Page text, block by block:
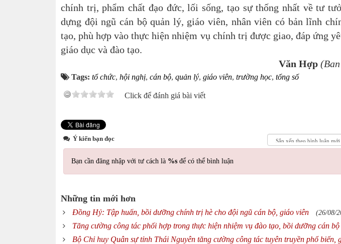
chính trị, phẩm chất đạo đức, lối sống, tạo sự thống nhất về tư
dựng đội ngũ cán bộ quản lý, giáo viên, nhân viên có bản lĩnh
tạo, phù hợpvào thực hiện nhiệm vụ chính trị được giao, đáp ứng
giáo dục và đào tạo.
Văn Hợp
Tags: tổ chức, hội nghị, cán bộ, quản lý, giáo viên, trường học, tổng số
Click để đánh giá bài viết
Ý kiến bạn đọc
Bạn cần đăng nhập với tư cách là %s để có thể bình luận
Những tin mới hơn
Đồng Hỷ: Tập huấn, bồi dưỡng chính trị hè cho đội ngũ cán bộ, giáo viên (26/08/
Tăng cường công tác phối hợp trong thực hiện nhiệm vụ đào tạo, bồi dưỡng cán bộ
Bộ Chỉ huy Quân sự tỉnh Thái Nguyên tăng cường công tác tuyên truyền phổ biến,